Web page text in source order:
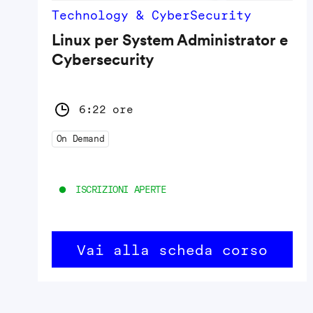
Technology & CyberSecurity
Linux per System Administrator e
Cybersecurity
6:22 ore
On Demand
ISCRIZIONI APERTE
Vai alla scheda corso